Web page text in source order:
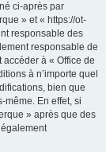
ci-après par
» et « https://ot-
responsable des
responsable de
à « Office de
à n’importe quel
bien que
En effet, si
» après que des